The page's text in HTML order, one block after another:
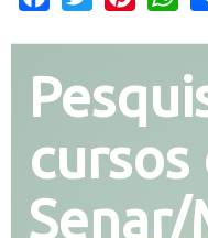
cursos
Senar/